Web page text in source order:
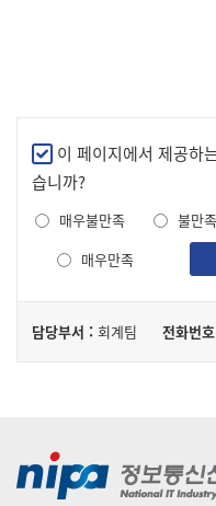
만
족
도
조
이 페이지에서 제공하
습니까?
매우불만족 불만족
매우만족
담
당
담당부서 : 회계팀 전화번